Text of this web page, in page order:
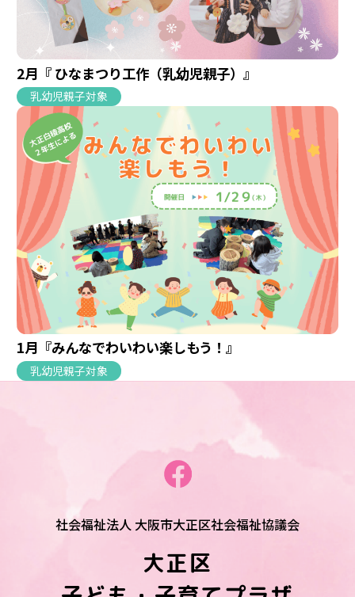
2月『 ひなまつり工作（乳幼児親子）』
乳幼児親子対象
1月『みんなでわいわい楽しもう！』
乳幼児親子対象
社会福祉法人 大阪市大正区社会福祉協議会
大正区